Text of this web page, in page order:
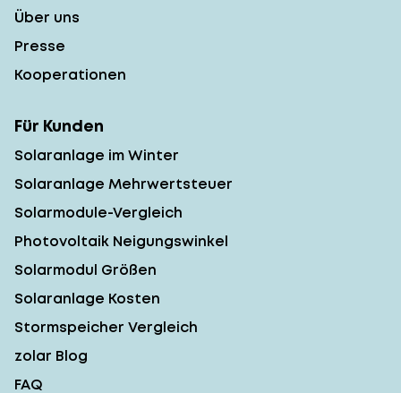
Über uns
Presse
Kooperationen
Für Kunden
Solaranlage im Winter
Solaranlage Mehrwertsteuer
Solarmodule-Vergleich
Photovoltaik Neigungswinkel
Solarmodul Größen
Solaranlage Kosten
Stormspeicher Vergleich
zolar Blog
FAQ